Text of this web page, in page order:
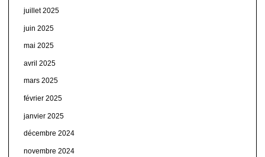
juillet 2025
juin 2025
mai 2025
avril 2025
mars 2025
février 2025
janvier 2025
décembre 2024
novembre 2024